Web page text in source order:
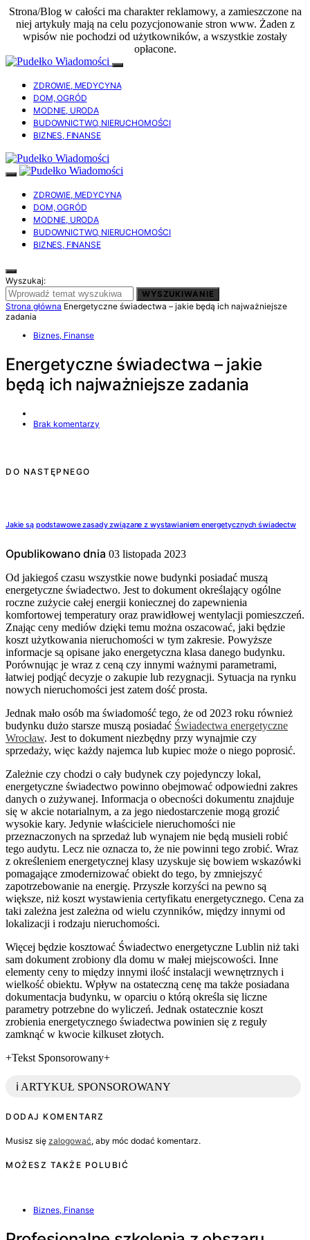
Strona/Blog w całości ma charakter reklamowy, a zamieszczone na
niej artykuły mają na celu pozycjonowanie stron www. Żaden z
wpisów nie pochodzi od użytkowników, a wszystkie zostały
opłacone.
ZDROWIE, MEDYCYNA
DOM, OGRÓD
MODNIE, URODA
BUDOWNICTWO, NIERUCHOMOŚCI
BIZNES, FINANSE
ZDROWIE, MEDYCYNA
DOM, OGRÓD
MODNIE, URODA
BUDOWNICTWO, NIERUCHOMOŚCI
BIZNES, FINANSE
Wyszukaj:
WYSZUKIWANIE
Strona główna Energetyczne świadectwa – jakie będą ich najważniejsze
zadania
Biznes, Finanse
Energetyczne świadectwa – jakie
będą ich najważniejsze zadania
Brak komentarzy
DO NASTĘPNEGO
Jakie są podstawowe zasady związane z wystawianiem energetycznych świadectw
Opublikowano dnia 03 listopada 2023
Od jakiegoś czasu wszystkie nowe budynki posiadać muszą
energetyczne świadectwo. Jest to dokument określający ogólne
roczne zużycie całej energii koniecznej do zapewnienia
komfortowej temperatury oraz prawidłowej wentylacji pomieszczeń.
Znając ceny mediów dzięki temu można oszacować, jaki będzie
koszt użytkowania nieruchomości w tym zakresie. Powyższe
informacje są opisane jako energetyczna klasa danego budynku.
Porównując je wraz z ceną czy innymi ważnymi parametrami,
łatwiej podjąć decyzje o zakupie lub rezygnacji. Sytuacja na rynku
nowych nieruchomości jest zatem dość prosta.
Jednak mało osób ma świadomość tego, że od 2023 roku również
budynku dużo starsze muszą posiadać Świadectwa energetyczne
Wrocław. Jest to dokument niezbędny przy wynajmie czy
sprzedaży, więc każdy najemca lub kupiec może o niego poprosić.
Zależnie czy chodzi o cały budynek czy pojedynczy lokal,
energetyczne świadectwo powinno obejmować odpowiedni zakres
danych o zużywanej. Informacja o obecności dokumentu znajduje
się w akcie notarialnym, a za jego niedostarczenie mogą grozić
wysokie kary. Jedynie właściciele nieruchomości nie
przeznaczonych na sprzedaż lub wynajem nie będą musieli robić
tego audytu. Lecz nie oznacza to, że nie powinni tego zrobić. Wraz
z określeniem energetycznej klasy uzyskuje się bowiem wskazówki
pomagające zmodernizować obiekt do tego, by zmniejszyć
zapotrzebowanie na energię. Przyszłe korzyści na pewno są
większe, niż koszt wystawienia certyfikatu energetycznego. Cena za
taki zależna jest zależna od wielu czynników, między innymi od
lokalizacji i rodzaju nieruchomości.
Więcej będzie kosztować Świadectwo energetyczne Lublin niż taki
sam dokument zrobiony dla domu w małej miejscowości. Inne
elementy ceny to między innymi ilość instalacji wewnętrznych i
wielkość obiektu. Wpływ na ostateczną cenę ma także posiadana
dokumentacja budynku, w oparciu o którą określa się liczne
parametry potrzebne do wyliczeń. Jednak ostatecznie koszt
zrobienia energetycznego świadectwa powinien się z reguły
zamknąć w kwocie kilkuset złotych.
+Tekst Sponsorowany+
ℹ️ ARTYKUŁ SPONSOROWANY
DODAJ KOMENTARZ
Musisz się zalogować, aby móc dodać komentarz.
MOŻESZ TAKŻE POLUBIĆ
Biznes, Finanse